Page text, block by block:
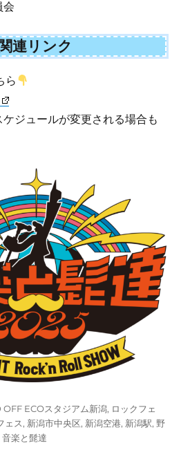
会
関連リンク
ら
ジュールが変更される場合も
OFF ECOスタジアム新潟, ロックフェ
ェス, 新潟市中央区, 新潟空港, 新潟駅, 野
音楽と髭達